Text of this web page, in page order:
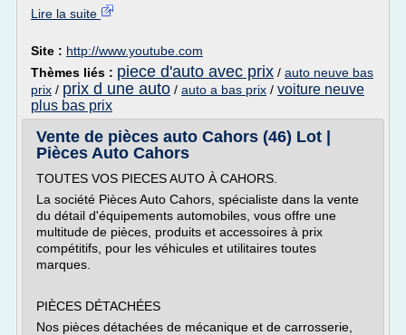
Lire la suite
Site : http://www.youtube.com
Thèmes liés : piece d'auto avec prix / auto neuve bas
prix / prix d une auto / auto a bas prix / voiture neuve
plus bas prix
Vente de pièces auto Cahors (46) Lot |
Pièces Auto Cahors
TOUTES VOS PIECES AUTO À CAHORS.
La société Pièces Auto Cahors, spécialiste dans la vente
du détail d'équipements automobiles, vous offre une
multitude de pièces, produits et accessoires à prix
compétitifs, pour les véhicules et utilitaires toutes
marques.
PIÈCES DÉTACHÉES
Nos pièces détachées de mécanique et de carrosserie,